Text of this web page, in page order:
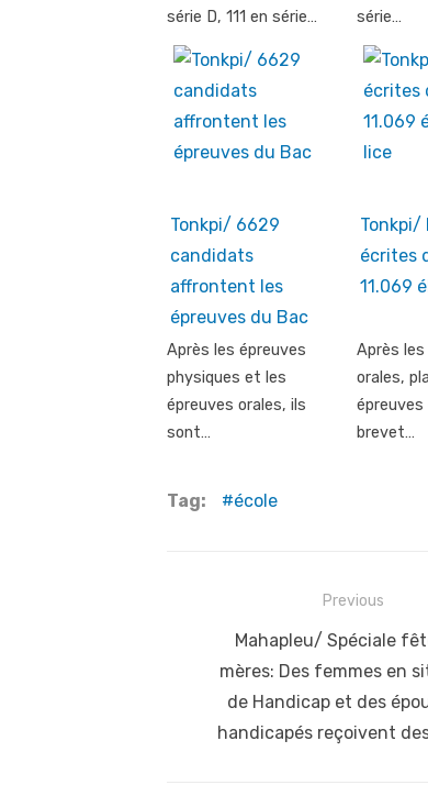
série D, 111 en série…
série…
Tonkpi/ 6629
candidats
affrontent les
épreuves du Bac
Après les épreuves
physiques et les
épreuves orales, ils
sont…
Tonkpi/
écrites
11.069
Après
orales,
brevet…
Tag: école
navigation
Previous
Previous
post:
Mahapleu/ Spéciale
mères: Des femmes en
de Handicap et des
handicapés reçoivent